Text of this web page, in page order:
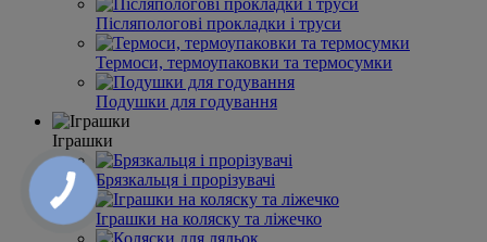
Післяпологові прокладки і труси
Термоси, термоупаковки та термосумки
Подушки для годування
Іграшки
Брязкальця і прорізувачі
Іграшки на коляску та ліжечко